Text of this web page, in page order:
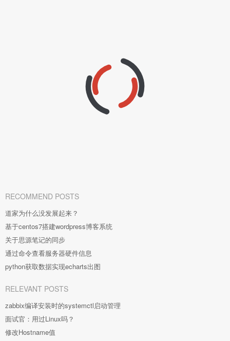
RECOMMEND POSTS
道家为什么没发展起来？
基于centos7搭建wordpress博客系统
关于思源笔记的同步
通过命令查看服务器硬件信息
python获取数据实现echarts出图
RELEVANT POSTS
zabbix编译安装时的systemctl启动管理
面试官：用过Linux吗？
修改Hostname值